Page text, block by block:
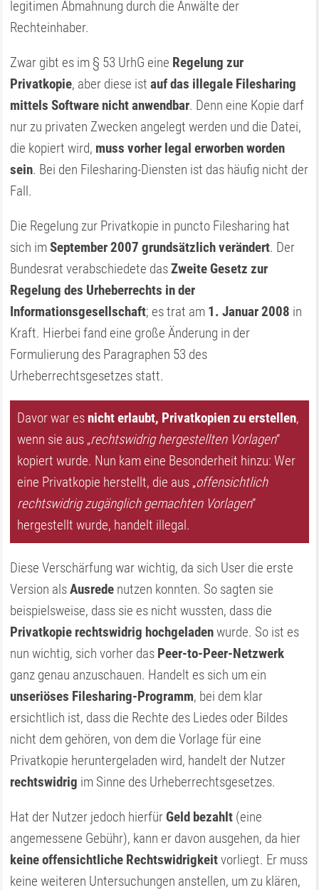
legitimen Abmahnung durch die Anwälte der
Rechteinhaber.
Zwar gibt es im § 53 UrhG eine Regelung zur
Privatkopie, aber diese istauf das illegale Filesharing
mittels Software nicht anwendbar. Denn eine Kopie darf
nur zu privaten Zwecken angelegt werden und die Datei,
die kopiert wird, muss vorher legal erworben worden
sein. Bei den Filesharing-Diensten ist das häufig nicht der
Fall.
Die Regelung zur Privatkopie in puncto Filesharing hat
sich imSeptember 2007 grundsätzlich verändert. Der
Bundesrat verabschiedete dasZweite Gesetz zur
Regelung des Urheberrechts in der
Informationsgesellschaft; es trat am 1. Januar 2008 in
Kraft. Hierbei fand eine große Änderung in der
Formulierung des Paragraphen 53 des
Urheberrechtsgesetzes statt.
Davor war esnicht erlaubt, Privatkopien zu erstellen,
wenn sie aus „rechtswidrig hergestellten Vorlagen“
kopiert wurde. Nun kam eine Besonderheit hinzu: Wer
eine Privatkopie herstellt, die aus „offensichtlich
rechtswidrig zugänglich gemachten Vorlagen“
hergestellt wurde, handelt illegal.
Diese Verschärfung war wichtig, da sich User die erste
Version alsAusrede nutzen konnten. So sagten sie
beispielsweise, dass sie es nicht wussten, dass die
Privatkopie rechtswidrig hochgeladenwurde. So ist es
nun wichtig, sich vorher das Peer-to-Peer-Netzwerk
ganz genau anzuschauen. Handelt es sich um ein
unseriöses Filesharing-Programm, bei dem klar
ersichtlich ist, dass die Rechte des Liedes oder Bildes
nicht dem gehören, von dem die Vorlage für eine
Privatkopie heruntergeladen wird, handelt der Nutzer
rechtswidrig im Sinne des Urheberrechtsgesetzes.
Hat der Nutzer jedoch hierfürGeld bezahlt (eine
angemessene Gebühr), kann er davon ausgehen, da hier
keine offensichtliche Rechtswidrigkeitvorliegt. Er muss
keine weiteren Untersuchungen anstellen, um zu klären,